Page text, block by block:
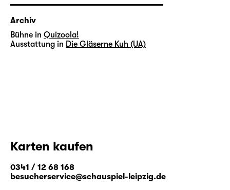
Archiv
Bühne in Quizoola!
Ausstattung in Die Gläserne Kuh (UA)
Karten kaufen
0341 / 12 68 168
besucherservice@schauspiel-leipzig.de